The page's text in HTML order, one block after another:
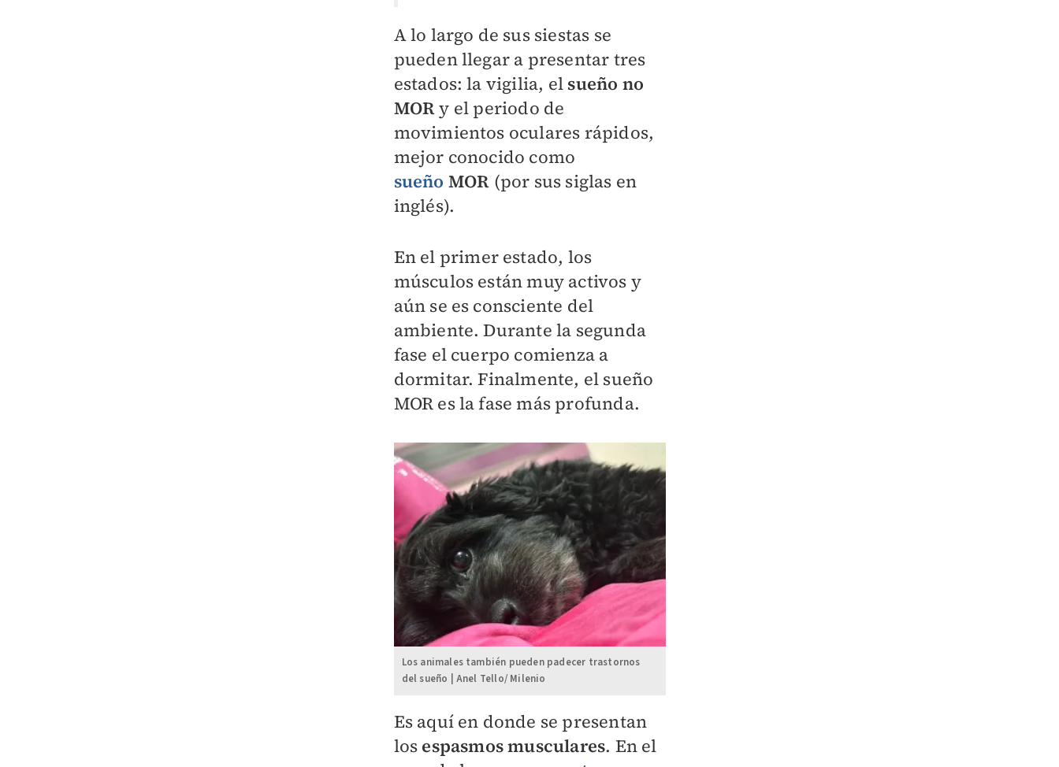
A lo largo de sus siestas se
pueden llegar a presentar tres
estados: la vigilia, el sueño no
MORy el periodo de
movimientos oculares rápidos,
mejor conocido como
sueño MOR (por sus siglas en
inglés).
En el primer estado, los
músculos están muy activos y
aún se es consciente del
ambiente. Durante la segunda
fase el cuerpo comienza a
dormitar. Finalmente, el sueño
MOR es la fase más profunda.
Los animales también pueden padecer trastornos
del sueño | Anel Tello/ Milenio
​Es aquí en donde se presentan
los espasmos musculares. En el